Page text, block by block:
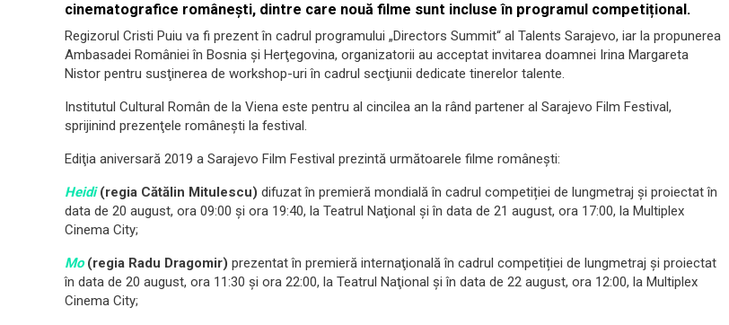
cinematografice româneşti, dintre care nouă filme sunt incluse în programul competițional.
Regizorul Cristi Puiu va fi prezent în cadrul programului „Directors Summit“ al Talents Sarajevo, iar la propunerea
Ambasadei României în Bosnia şi Herţegovina, organizatorii au acceptat invitarea doamnei Irina Margareta
Nistor pentru susţinerea de workshop-uri în cadrul secţiunii dedicate tinerelor talente.
Institutul Cultural Român de la Viena este pentru al cincilea an la rând partener al Sarajevo Film Festival,
sprijinind prezenţele româneşti la festival.
Ediţia aniversară 2019 a Sarajevo Film Festival prezintă următoarele filme româneşti:
Heidi (regia Cătălin Mitulescu) difuzat în premieră mondială în cadrul competiției de lungmetraj și proiectat în
data de 20 august, ora 09:00 şi ora 19:40, la Teatrul Naţional şi în data de 21 august, ora 17:00, la Multiplex
Cinema City;
Mo(regia Radu Dragomir) prezentat în premieră internaţională în cadrul competiției de lungmetraj și proiectat
în data de 20 august, ora 11:30 şi ora 22:00, la Teatrul Naţional şi în data de 22 august, ora 12:00, la Multiplex
Cinema City;